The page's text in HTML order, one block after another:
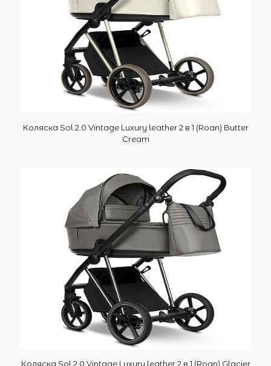
Коляска Sol 2.0 Vintage Luxury leather 2 в 1 (Roan) Butter
Cream
Коляска Sol 2.0 Vintage Luxury leather 2 в 1 (Roan) Glacier